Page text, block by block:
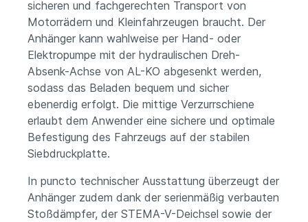
sicheren und fachgerechten Transport von
Motorrädern und Kleinfahrzeugen braucht. Der
Anhänger kann wahlweise per Hand- oder
Elektropumpe mit der hydraulischen Dreh-
Absenk-Achse von AL-KO abgesenkt werden,
sodass das Beladen bequem und sicher
ebenerdig erfolgt. Die mittige Verzurrschiene
erlaubt dem Anwender eine sichere und optimale
Befestigung des Fahrzeugs auf der stabilen
Siebdruckplatte.
In puncto technischer Ausstattung überzeugt der
Anhänger zudem dank der serienmäßig verbauten
Stoßdämpfer, der STEMA-V-Deichsel sowie der